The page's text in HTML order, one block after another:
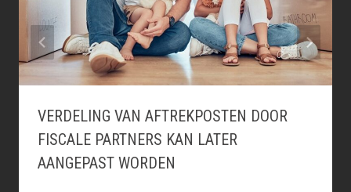
VERDELING VAN AFTREKPOSTEN DOOR
FISCALE PARTNERS KAN LATER
AANGEPAST WORDEN